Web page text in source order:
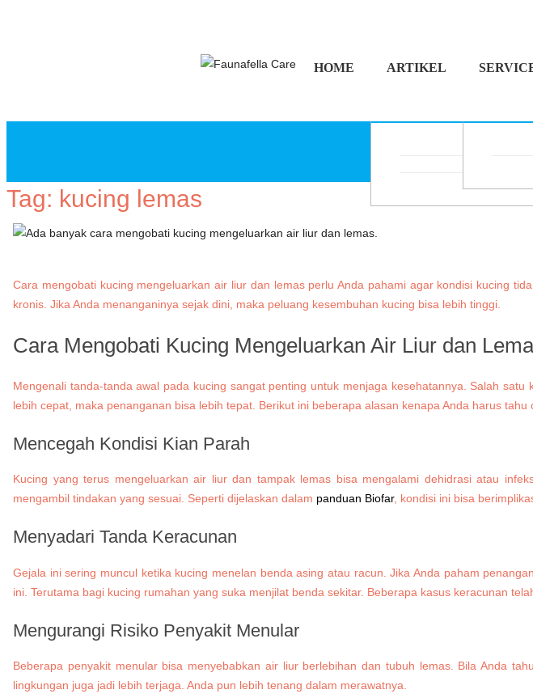
HOME ARTIKEL
Tag: kucing lemas
Cara mengobati kucing mengeluarkan air liur dan lemas perlu Anda pahami agar kondisi kucing
kronis. Jika Anda menanganinya sejak dini, maka peluang kesembuhan kucing bisa lebih tinggi.
Cara Mengobati Kucing Mengeluarkan Air Liur dan
Mengenali tanda-tanda awal pada kucing sangat penting untuk menjaga kesehatannya. Salah
lebih cepat, maka penanganan bisa lebih tepat. Berikut ini beberapa alasan kenapa Anda harus tahu
Mencegah Kondisi Kian Parah
Kucing yang terus mengeluarkan air liur dan tampak lemas bisa mengalami dehidrasi atau
mengambil tindakan yang sesuai. Seperti dijelaskan dalam panduan Biofar, kondisi ini bisa
Menyadari Tanda Keracunan
Gejala ini sering muncul ketika kucing menelan benda asing atau racun. Jika Anda paham
ini. Terutama bagi kucing rumahan yang suka menjilat benda sekitar. Beberapa kasus keracunan
Mengurangi Risiko Penyakit Menular
Beberapa penyakit menular bisa menyebabkan air liur berlebihan dan tubuh lemas. Bila Anda
lingkungan juga jadi lebih terjaga. Anda pun lebih tenang dalam merawatnya.